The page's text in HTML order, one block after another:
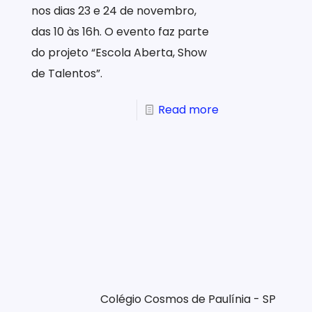
nos dias 23 e 24 de novembro,
das 10 às 16h. O evento faz parte
do projeto “Escola Aberta, Show
de Talentos”.
Read more
Colégio Cosmos de Paulínia - SP